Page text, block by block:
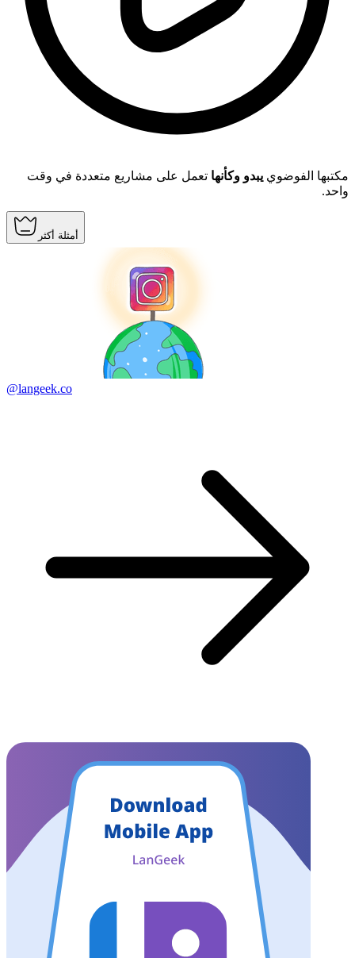
مكتبها الفوضوي يبدو وكأنها تعمل على مشاريع متعددة في وقت
واحد.
أمثلة أكثر
@langeek.co